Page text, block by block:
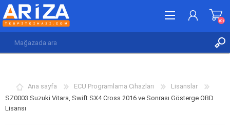
İSTEK LISTESI (0)
(0)
Ana sayfa ECU Programlama Cihazları
Lisanslar
SZ0003 Suzuki Vitara, Swift SX4 Cross 2016 ve Sonrası Gösterge OBD
Lisansı